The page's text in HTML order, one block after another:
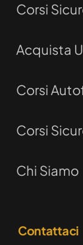
Corsi
Acquista
Corsi
Corsi
Chi Siamo
Contattaci